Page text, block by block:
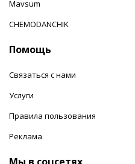
Mavsum
CHEMODANCHIK
Помощь
Связаться с нами
Услуги
Правила пользования
Реклама